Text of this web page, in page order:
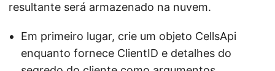
resultante será armazenado na nuvem.
Em primeiro lugar, crie um objeto CellsApi
enquanto fornece ClientID e detalhes do